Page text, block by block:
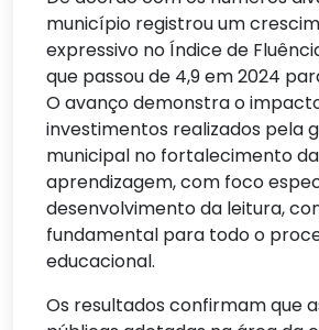
município registrou um
expressivo no Índice de
que passou de 4,9 em 2024
O avanço demonstra o
investimentos realizados pela
municipal no fortalecimento da
aprendizagem, com foco
desenvolvimento da leitura,
fundamental para todo o
educacional.
Os resultados confirmam que